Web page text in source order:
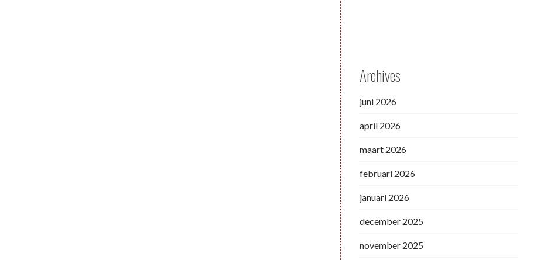
Archives
juni 2026
april 2026
maart 2026
februari 2026
januari 2026
december 2025
november 2025